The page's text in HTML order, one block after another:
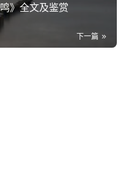
》全文及鉴赏
下一篇